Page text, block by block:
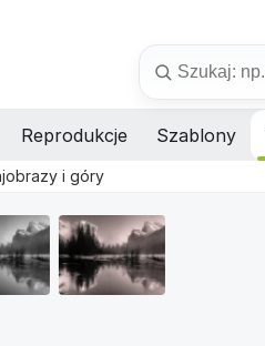
Reprodukcje Szablony
i góry